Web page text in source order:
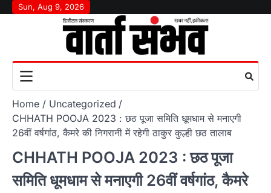
SkipSun, Aug 9, 2026
Home
Uncategorized
CHHATH POOJA 2023 : छठ पूजा समिति धूमधाम से मनाएगी
26वीं वर्षगांठ, कैमरे की निगरानी में रहेगी ठाकुर कुल्ही छठ तालाब
CHHATH POOJA 2023 : छठ पूजा
समिति धूमधाम से मनाएगी 26वीं वर्षगांठ, कैमरे